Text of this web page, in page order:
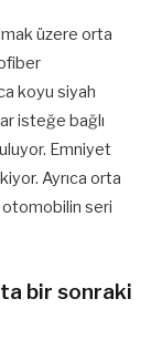
üzere orta
koyu siyah
isteğe bağlı
Emniyet
Ayrıca orta
otomobilin seri
bir sonraki